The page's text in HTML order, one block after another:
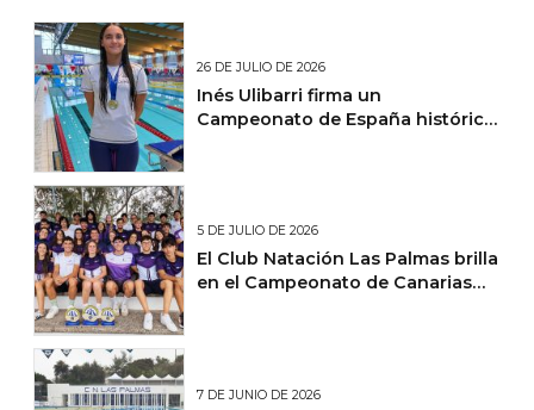
26 DE JULIO DE 2026
Inés Ulibarri firma un
Campeonato de España histórico
5 DE JULIO DE 2026
El Club Natación Las Palmas brilla
en el Campeonato de Canarias
7 DE JUNIO DE 2026